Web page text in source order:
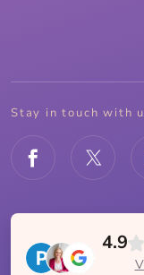
Stay in touch with
4.9